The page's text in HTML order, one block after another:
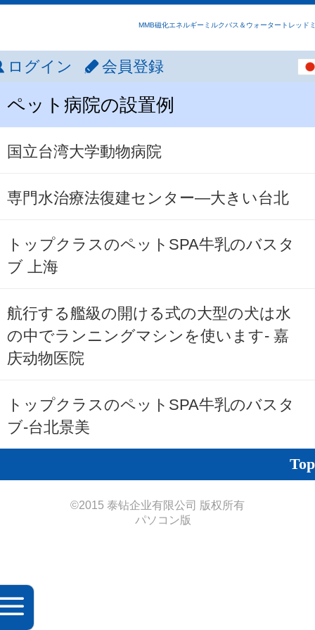
MMB磁化エネルギーミルクバス＆ウォータートレッド
ログイン 会員登録
ペット病院の設置例
国立台湾大学動物病院
専門水治療法復建センター―大きい台北
トップクラスのペットSPA牛乳のバスタ
ブ 上海
航行する艦級の開ける式の大型の犬は水
の中でランニングマシンを使います- 嘉
庆动物医院
トップクラスのペットSPA牛乳のバスタ
ブ-台北景美
Top
©2015 泰钻企业有限公司 版权所有
パソコン版